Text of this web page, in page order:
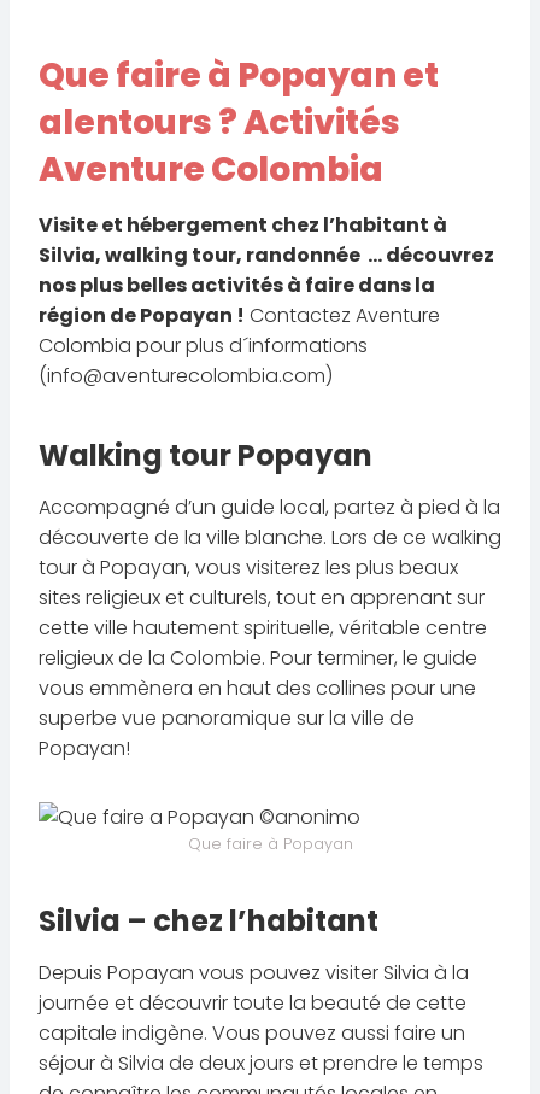
Que faire à Popayan et
alentours ? Activités
Aventure Colombia
Visite et hébergement chez l’habitant à
Silvia, walking tour, randonnée … découvrez
nos plus belles activités à faire dans la
région de Popayan ! Contactez Aventure
Colombia pour plus d´informations
(info@aventurecolombia.com)
Walking tour Popayan
Accompagné d’un guide local, partez à pied à la
découverte de la ville blanche. Lors de ce walking
tour à Popayan, vous visiterez les plus beaux
sites religieux et culturels, tout en apprenant sur
cette ville hautement spirituelle, véritable centre
religieux de la Colombie. Pour terminer, le guide
vous emmènera en haut des collines pour une
superbe vue panoramique sur la ville de
Popayan!
Que faire à Popayan
Silvia – chez l’habitant
Depuis Popayan vous pouvez visiter Silvia à la
journée et découvrir toute la beauté de cette
capitale indigène. Vous pouvez aussi faire un
séjour à Silvia de deux jours et prendre le temps